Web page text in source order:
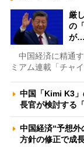
厳
の
が…
中国経済に精通
ミアム連載「チャ
中国「Kimi K3
長官が検討する
中国経済“予想
方針の修正で成